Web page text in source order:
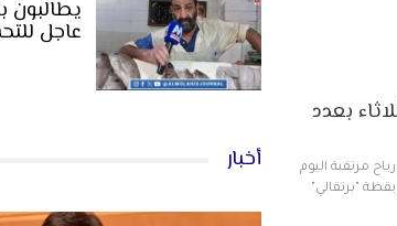
بعدد
مرتقبة اليوم
"برتقالي"
يطالبون
عاجل
أخبار